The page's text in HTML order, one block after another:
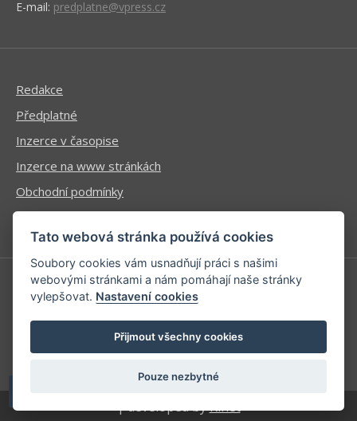
E-mail: predplatne@vpress.cz
Redakce
Předplatné
Inzerce v časopise
Inzerce na www stránkách
Obchodní podmínky
Ochrana osobních údajů
Příhlášení | Registrace
Kontaktní informace
Mapa stránek
| developed byKinet
Tato webová stránka používá cookies
Soubory cookies vám usnadňují práci s našimi
webovými stránkami a nám pomáhají naše stránky
vylepšovat. Nastavení cookies
Přijmout všechny cookies
Pouze nezbytné